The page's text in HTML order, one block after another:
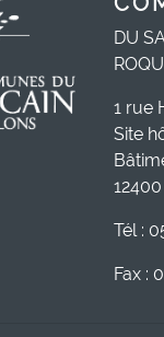
DU
1 rue
Site
Tél :
Fax :